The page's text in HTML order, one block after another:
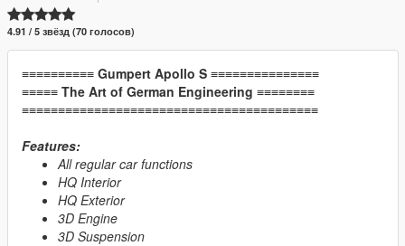
4.91 / 5 звёзд (70 голосов)
≡≡≡≡≡≡≡≡≡≡ Gumpert Apollo S ≡≡≡≡≡≡≡≡≡≡≡≡≡≡≡
≡≡≡≡≡ The Art of German Engineering ≡≡≡≡≡≡≡≡
≡≡≡≡≡≡≡≡≡≡≡≡≡≡≡≡≡≡≡≡≡≡≡≡≡≡≡≡≡≡≡≡≡≡≡≡≡≡≡≡≡
Features:
All regular car functions
HQ Interior
HQ Exterior
3D Engine
3D Suspension